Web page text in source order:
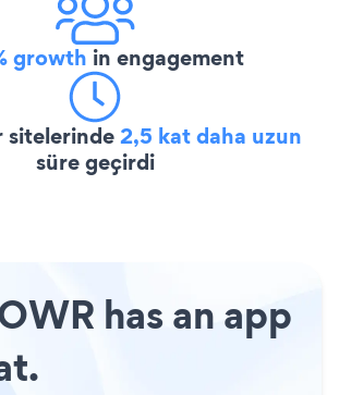
growth in engagement
sitelerinde2,5 kat daha uzun
süre geçirdi
has an app